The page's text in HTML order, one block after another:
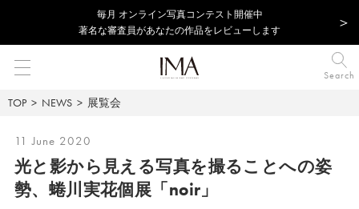
毎⽉ オンライン写真コンテスト開催中
著名な審査員があなたの作品をレビューします
Search
TOP NEWS 展覧会
11 June 2020
光と影から見える写真を撮ることへの姿
勢、 蜷川実花個展「noir」